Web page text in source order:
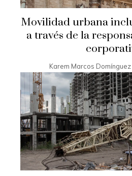
Movilidad urbana
a través de la
Karem Marcos Domínguez